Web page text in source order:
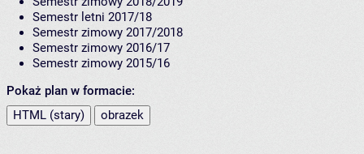
Semestr letni 2017/18
Semestr zimowy 2017/2018
Semestr zimowy 2016/17
Semestr zimowy 2015/16
Pokaż plan w formacie:
HTML (stary)
obrazek